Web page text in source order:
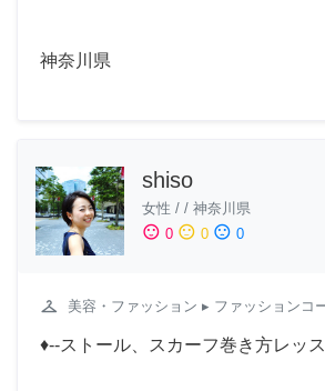
神奈川県
shiso
女性 / / 神奈川県
sentiment_satisfied 0 sentiment_neutral 0 sentiment_dissatisfied 0
checkroom 美容・ファッション ▸ ファッションコ
♦︎--ストール、スカーフ巻き方レッ